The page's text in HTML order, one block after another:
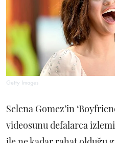
Getty Images
Selena Gomez’in
videosunu defalarca